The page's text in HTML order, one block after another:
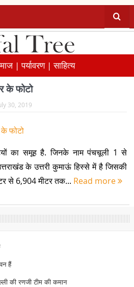
|पर्यावरण |साहित्य
के फोटो
30, 2019
का समूह है. जिनके नाम पंचचूली 1 से
के उत्तरी कुमाऊं हिस्से में है जिसकी
से 6,904 मीटर तक... Read more
हैं
की रणजी टीम की कमान